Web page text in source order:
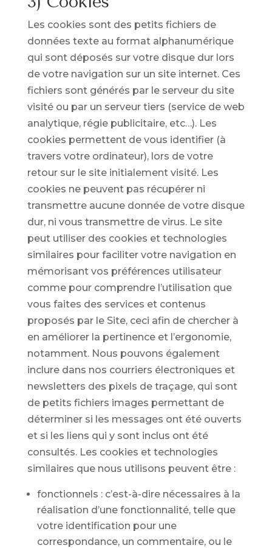
Les cookies sont des petits fichiers de
données texte au format alphanumérique
qui sont déposés sur votre disque dur lors
de votre navigation sur un site internet. Ces
fichiers sont générés par le serveur du site
visité ou par un serveur tiers (service de web
analytique, régie publicitaire, etc…). Les
cookies permettent de vous identifier (à
travers votre ordinateur), lors de votre
retour sur le site initialement visité. Les
cookies ne peuvent pas récupérer ni
transmettre aucune donnée de votre disque
dur, ni vous transmettre de virus. Le site
peut utiliser des cookies et technologies
similaires pour faciliter votre navigation en
mémorisant vos préférences utilisateur
comme pour comprendre l’utilisation que
vous faites des services et contenus
proposés par le Site, ceci afin de chercher à
en améliorer la pertinence et l’ergonomie,
notamment. Nous pouvons également
inclure dans nos courriers électroniques et
newsletters des pixels de traçage, qui sont
de petits fichiers images permettant de
déterminer si les messages ont été ouverts
et si les liens qui y sont inclus ont été
consultés. Les cookies et technologies
similaires que nous utilisons peuvent être :
fonctionnels : c’est-à-dire nécessaires à la
réalisation d’une fonctionnalité, telle que
votre identification pour une
correspondance, un commentaire, ou le